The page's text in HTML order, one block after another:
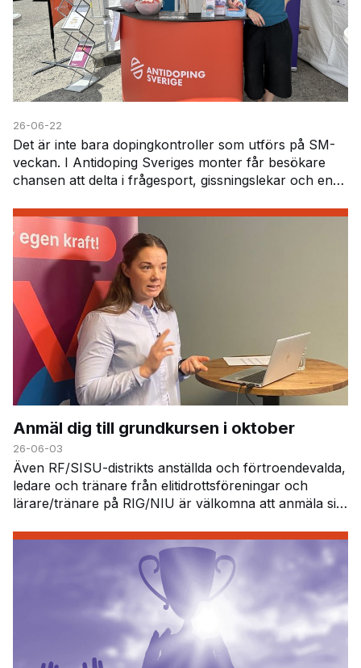
26-06-22
Det är inte bara dopingkontroller som utförs på SM-
veckan. I Antidoping Sveriges monter får besökare
chansen att delta i frågesport, gissningslekar och en
Anmäl dig till grundkursen i oktober
26-06-03
Även RF/SISU-distrikts anställda och förtroendevalda,
ledare och tränare från elitidrottsföreningar och
lärare/tränare på RIG/NIU är välkomna att anmäla sig.